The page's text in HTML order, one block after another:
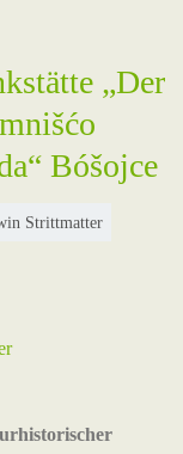
„Der
Bóšojce
Strittmatter